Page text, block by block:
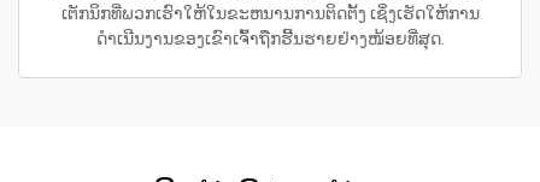
ເຕັກນິກທີ່ພວກເຮົາໃຫ້ໃນຂະຫນານການຕິດຕັ້ງ ເຊິ່ງເຮັດໃຫ້ການ
ດຳເນີນງານຂອງເຂົາເຈົ້າຖືກຮີ້ນຮາຍຢ່າງໜ້ອຍທີ່ສຸດ.